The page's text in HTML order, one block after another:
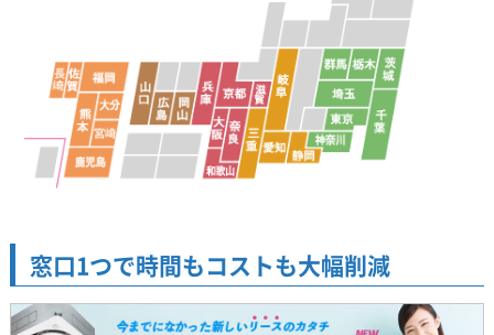
窓口1つで時間もコストも大幅削減